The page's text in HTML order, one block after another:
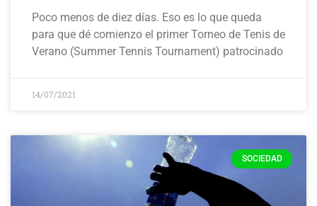
Poco menos de diez días. Eso es lo que queda
para que dé comienzo el primer Torneo de Tenis de
Verano (Summer Tennis Tournament) patrocinado
14/07/2021
SOCIEDAD